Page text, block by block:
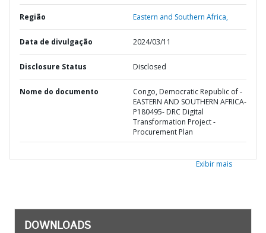
Região Eastern and Southern Africa,
Data de divulgação 2024/03/11
Disclosure Status Disclosed
Nome do documento
Congo, Democratic Republic of -
EASTERN AND SOUTHERN AFRICA-
P180495- DRC Digital
Transformation Project -
Procurement Plan
Exibir mais
DOWNLOADS